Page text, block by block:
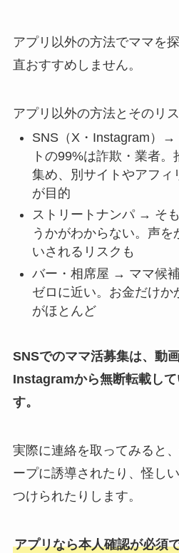
アプリ以外の方法でママを
直おすすめしません。
アプリ以外の方法とそのリ
SNS（X・Instagram）→
トの99%は詐欺・業者
集め、別サイトやアフィ
が目的
ストリートナンパ → そ
うかがわからない。声を
いされるリスクも
バー・相席屋 → ママ候
ゼロに近い。お金だけか
がほとんど
SNSでのママ活募集は、動
Instagramから無断転載し
す。
実際に連絡を取ってみると
ープに誘導されたり、怪し
つけられたりします。
アプリなら本人確認が必須